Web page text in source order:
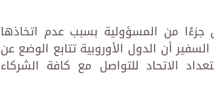
جزءًا من المسؤولية بسبب عدم اتخاذها
أن الدول الأوروبية تتابع الوضع عن
الاتحاد للتواصل مع كافة الشركاء